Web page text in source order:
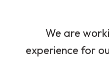
We are
experience for